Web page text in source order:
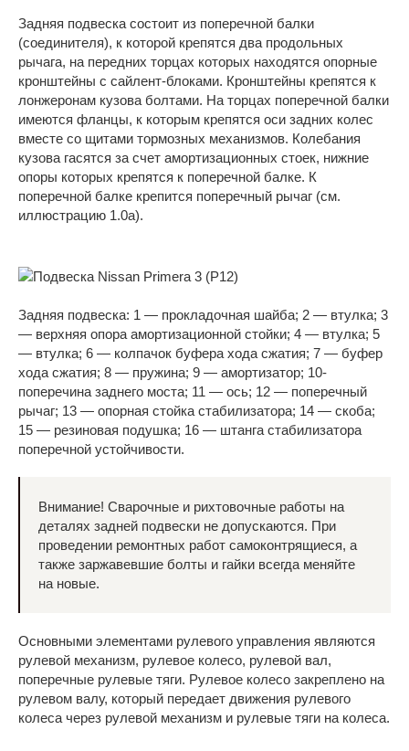
Задняя подвеска состоит из поперечной балки
(соединителя), к которой крепятся два продольных
рычага, на передних торцах которых находятся опорные
кронштейны с сайлент-блоками. Кронштейны крепятся к
лонжеронам кузова болтами. На торцах поперечной балки
имеются фланцы, к которым крепятся оси задних колес
вместе со щитами тормозных механизмов. Колебания
кузова гасятся за счет амортизационных стоек, нижние
опоры которых крепятся к поперечной балке. К
поперечной балке крепится поперечный рычаг (см.
иллюстрацию 1.0а).
Задняя подвеска: 1 — прокладочная шайба; 2 — втулка; 3
— верхняя опора амортизационной стойки; 4 — втулка; 5
— втулка; 6 — колпачок буфера хода сжатия; 7 — буфер
хода сжатия; 8 — пружина; 9 — амортизатор; 10-
поперечина заднего моста; 11 — ось; 12 — поперечный
рычаг; 13 — опорная стойка стабилизатора; 14 — скоба;
15 — резиновая подушка; 16 — штанга стабилизатора
поперечной устойчивости.
Внимание! Сварочные и рихтовочные работы на
деталях задней подвески не допускаются. При
проведении ремонтных работ самоконтрящиеся, а
также заржавевшие болты и гайки всегда меняйте
на новые.
Основными элементами рулевого управления являются
рулевой механизм, рулевое колесо, рулевой вал,
поперечные рулевые тяги. Рулевое колесо закреплено на
рулевом валу, который передает движения рулевого
колеса через рулевой механизм и рулевые тяги на колеса.